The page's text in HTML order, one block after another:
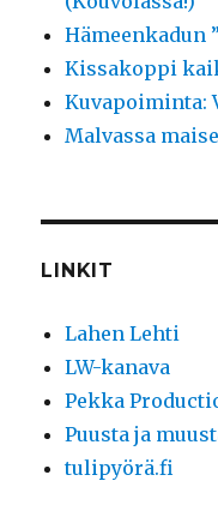
Hämeenkadun
Kissakoppi
Kuvapoiminta:
Malvassa
LINKIT
Lahen Lehti
LW-kanava
Pekka
Puusta ja
tulipyörä.fi